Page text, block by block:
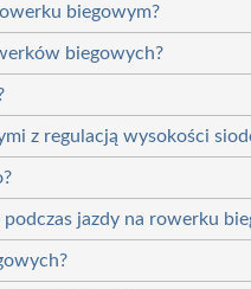
biegowym?
biegowych?
z regulacją wysokości
jazdy na rowerku